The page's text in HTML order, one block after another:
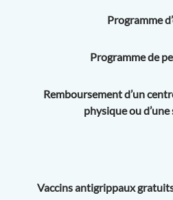
Programme
Programme de
Remboursement d’un
physique ou
Vaccins antigrippaux